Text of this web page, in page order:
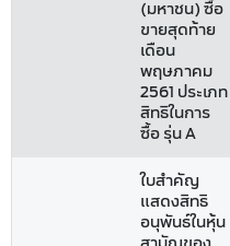
(มหาชน) ซื้อ
ขายสุดท้าย
เดือน
พฤษภาคม
2561 ประเภท
สิทธิในการ
ซื้อ รุ่น A
ใบสำคัญ
แสดงสิทธิ
อนุพันธ์ในหุ้น